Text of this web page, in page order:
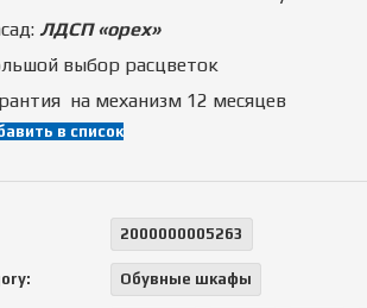
ЛДСП «орех»
выбор расцветок
на механизм 12 месяцев
в список
2000000005263
Обувные шкафы